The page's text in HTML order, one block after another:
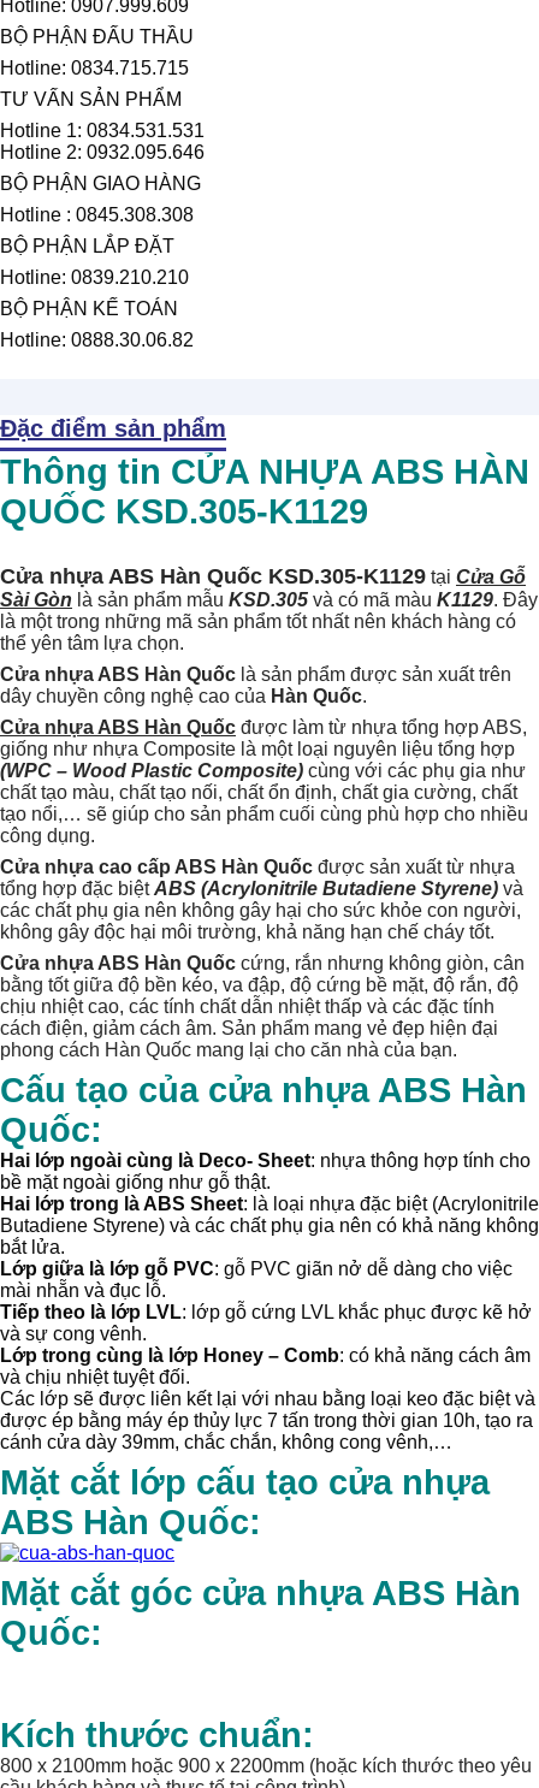
Hotline: 0907.999.609
BỘ PHẬN ĐẤU THẦU
Hotline: 0834.715.715
TƯ VẤN SẢN PHẨM
Hotline 1: 0834.531.531
Hotline 2: 0932.095.646
BỘ PHẬN GIAO HÀNG
Hotline : 0845.308.308
BỘ PHẬN LẮP ĐẶT
Hotline: 0839.210.210
BỘ PHẬN KẾ TOÁN
Hotline: 0888.30.06.82
Đặc điểm sản phẩm
Thông tin CỬA NHỰA ABS HÀN
QUỐC KSD.305-K1129
Cửa nhựa ABS Hàn Quốc KSD.305-K1129 tại Cửa Gỗ
Sài Gòn là sản phẩm mẫu KSD.305 và có mã màu K1129. Đây
là một trong những mã sản phẩm tốt nhất nên khách hàng có
thể yên tâm lựa chọn.
Cửa nhựa ABS Hàn Quốc là sản phẩm được sản xuất trên
dây chuyền công nghệ cao của Hàn Quốc.
Cửa nhựa ABS Hàn Quốc được làm từ nhựa tổng hợp ABS,
giống như nhựa Composite là một loại nguyên liệu tổng hợp
(WPC – Wood Plastic Composite) cùng với các phụ gia như
chất tạo màu, chất tạo nối, chất ổn định, chất gia cường, chất
tạo nổi,… sẽ giúp cho sản phẩm cuối cùng phù hợp cho nhiều
công dụng.
Cửa nhựa cao cấp ABS Hàn Quốc được sản xuất từ nhựa
tổng hợp đặc biệtABS (Acrylonitrile Butadiene Styrene) và
các chất phụ gia nên không gây hại cho sức khỏe con người,
không gây độc hại môi trường, khả năng hạn chế cháy tốt.
Cửa nhựa ABS Hàn Quốc cứng, rắn nhưng không giòn, cân
bằng tốt giữa độ bền kéo, va đập, độ cứng bề mặt, độ rắn, độ
chịu nhiệt cao, các tính chất dẫn nhiệt thấp và các đặc tính
cách điện, giảm cách âm. Sản phẩm mang vẻ đẹp hiện đại
phong cách Hàn Quốc mang lại cho căn nhà của bạn.
Cấu tạo của cửa nhựa ABS Hàn
Quốc:
Hai lớp ngoài cùng là Deco- Sheet: nhựa thông hợp tính cho
bề mặt ngoài giống như gỗ thật.
Hai lớp trong là ABS Sheet: là loại nhựa đặc biệt (Acrylonitrile
Butadiene Styrene) và các chất phụ gia nên có khả năng không
bắt lửa.
Lớp giữa là lớp gỗ PVC: gỗ PVC giãn nở dễ dàng cho việc
mài nhẵn và đục lỗ.
Tiếp theo là lớp LVL: lớp gỗ cứng LVL khắc phục được kẽ hở
và sự cong vênh.
Lớp trong cùng là lớp Honey – Comb: có khả năng cách âm
và chịu nhiệt tuyệt đối.
Các lớp sẽ được liên kết lại với nhau bằng loại keo đặc biệt và
được ép bằng máy ép thủy lực 7 tấn trong thời gian 10h, tạo ra
cánh cửa dày 39mm, chắc chắn, không cong vênh,…
Mặt cắt lớp cấu tạo cửa nhựa
ABS Hàn Quốc:
Mặt cắt góc cửa nhựa ABS Hàn
Quốc:
Kích thước chuẩn:
800 x 2100mm hoặc 900 x 2200mm (hoặc kích thước theo yêu